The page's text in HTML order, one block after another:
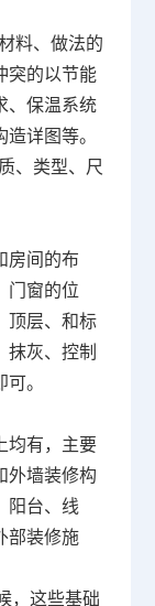
料、做法的
突的以节能
、保温系统
详图等。
、类型、尺
房间的布
门窗的位
顶层、和标
抹灰、控制
。
均有，主要
外墙装修构
阳台、线
部装修施
，这些基础